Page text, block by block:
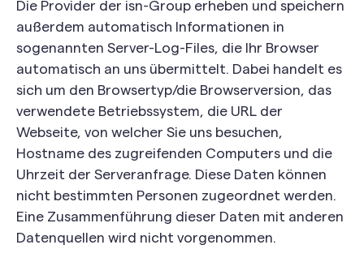
Die Provider der isn-Group erheben und speichern
außerdem automatisch Informationen in
sogenannten Server-Log-Files, die Ihr Browser
automatisch an uns übermittelt. Dabei handelt es
sich um den Browsertyp/die Browserversion, das
verwendete Betriebssystem, die URL der
Webseite, von welcher Sie uns besuchen,
Hostname des zugreifenden Computers und die
Uhrzeit der Serveranfrage. Diese Daten können
nicht bestimmten Personen zugeordnet werden.
Eine Zusammenführung dieser Daten mit anderen
Datenquellen wird nicht vorgenommen.